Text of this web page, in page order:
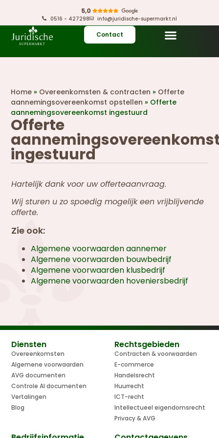
0516 - 427298 info@juridische-supermarkt.nl
Contact
Home » Overeenkomsten & contracten » Offerte
aannemingsovereenkomst opstellen » Offerte
aannemingsovereenkomst ingestuurd
Offerte
ingestuurd
Hartelijk dank voor uw offerteaanvraag.
Wij sturen u zo spoedig mogelijk een vrijblijvende
offerte.
Zie ook:
Algemene voorwaarden aannemer
Algemene voorwaarden bouwbedrijf
Algemene voorwaarden klusbedrijf
Algemene voorwaarden hoveniersbedrijf
Diensten
Overeenkomsten
Algemene voorwaarden
AVG documenten
Controle AI documenten
Vertalingen
Blog
Rechtsgebieden
Contracten & voorwaarden
E-commerce
Handelsrecht
Huurrecht
ICT-recht
Intellectueel eigendomsrecht
Privacy & AVG